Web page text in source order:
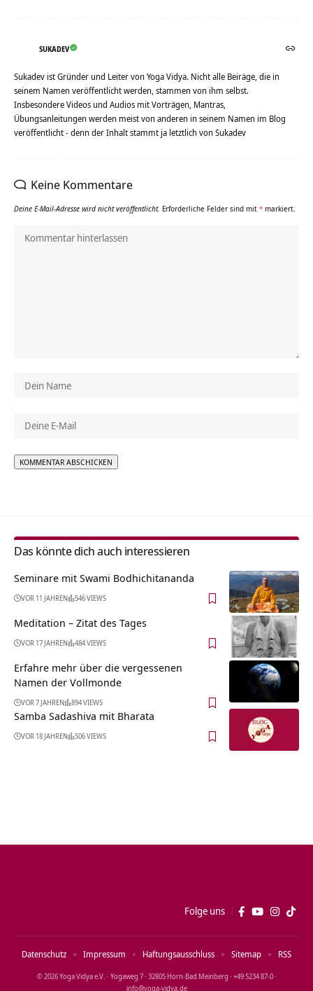
SUKADEV
Sukadev ist Gründer und Leiter von Yoga Vidya. Nicht alle Beiräge, die in
seinem Namen veröffentlicht werden, stammen von ihm selbst.
Insbesondere Videos und Audios mit Vorträgen, Mantras,
Übungsanleitungen werden meist von anderen in seinem Namen im Blog
veröffentlicht - denn der Inhalt stammt ja letztlich von Sukadev
Keine Kommentare
Deine E-Mail-Adresse wird nicht veröffentlicht. Erforderliche Felder sind mit * markiert.
Das könnte dich auch interessieren
Seminare mit Swami Bodhichitananda
VOR 11 JAHREN 546 VIEWS
Meditation – Zitat des Tages
VOR 17 JAHREN 484 VIEWS
Erfahre mehr über die vergessenen
Namen der Vollmonde
VOR 7 JAHREN 894 VIEWS
Samba Sadashiva mit Bharata
VOR 18 JAHREN 506 VIEWS
Folge uns
© 2026 Yoga Vidya e.V. · Yogaweg 7 · 32805 Horn‑Bad Meinberg · +49 5234 87‑0 ·
info@yoga‑vidya.de
Datenschutz Impressum Haftungsausschluss Sitemap RSS